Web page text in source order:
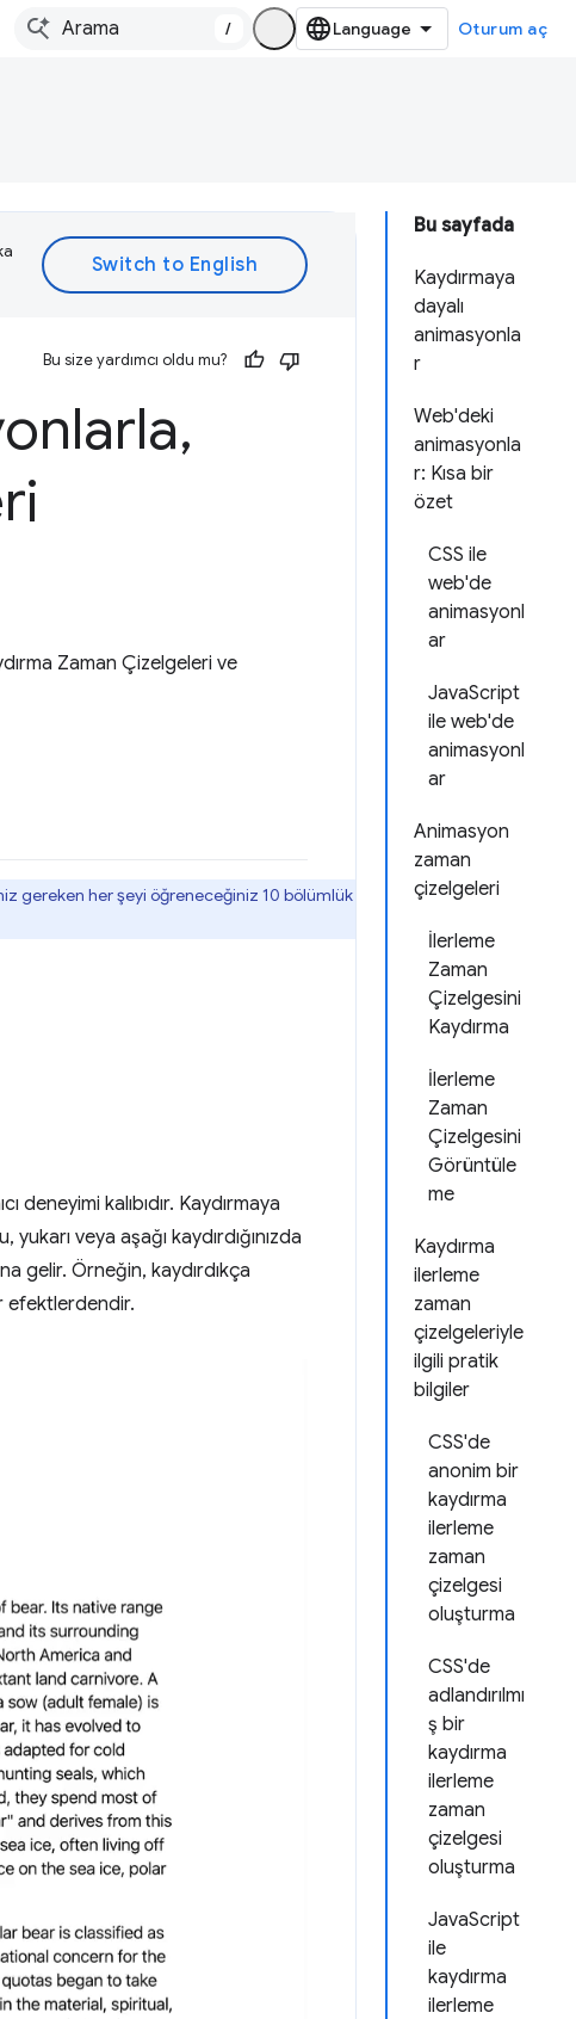
/ Oturum aç
Bu sayfada
Kaydırmaya
dayalı
animasyonla
r
Web'deki
animasyonla
r: Kısa bir
özet
CSS ile
web'de
animasyonl
ar
JavaScript
ile web'de
animasyonl
ar
Animasyon
zaman
çizelgeleri
İlerleme
Zaman
Çizelgesini
Kaydırma
İlerleme
Zaman
Çizelgesini
Görüntüle
me
Kaydırma
ilerleme
zaman
çizelgeleriyle
ilgili pratik
bilgiler
CSS'de
anonim bir
kaydırma
ilerleme
zaman
çizelgesi
oluşturma
CSS'de
adlandırılmı
ş bir
kaydırma
ilerleme
zaman
çizelgesi
oluşturma
JavaScript
ile
kaydırma
ilerleme
Bu size yardımcı oldu mu?
,
Zaman Çizelgeleri ve
gereken her şeyi öğreneceğiniz 10 bölümlük
deneyimi kalıbıdır. Kaydırmaya
yukarı veya aşağı kaydırdığınızda
gelir. Örneğin, kaydırdıkça
efektlerdendir.